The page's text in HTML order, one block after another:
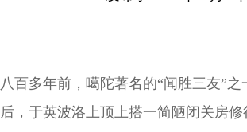
八百多年前，噶陀著名的“闻胜三友”
后，于英波洛上顶上搭一简陋闭关房